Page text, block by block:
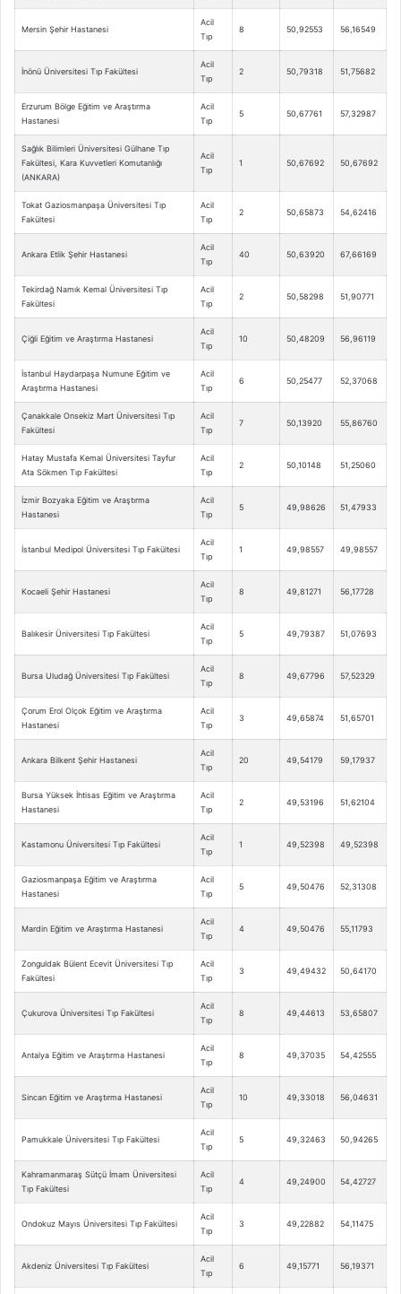
Mersin Şehir Hastanesi
Acil
Tıp
8 50,92553 56,16549
İnönü Üniversitesi Tıp Fakültesi
Acil
Tıp
2 50,79318 51,75682
Erzurum Bölge Eğitim ve Araştırma
Hastanesi
Acil
Tıp
5 50,67761 57,32987
Sağlık Bilimleri Üniversitesi Gülhane Tıp
Fakültesi, Kara Kuvvetleri Komutanlığı
(ANKARA)
Acil
Tıp
1 50,67692 50,67692
Tokat Gaziosmanpaşa Üniversitesi Tıp
Fakültesi
Acil
Tıp
2 50,65873 54,62416
Ankara Etlik Şehir Hastanesi
Acil
Tıp
40 50,63920 67,66169
Tekirdağ Namık Kemal Üniversitesi Tıp
Fakültesi
Acil
Tıp
2 50,58298 51,90771
Çiğli Eğitim ve Araştırma Hastanesi
Acil
Tıp
10 50,48209 56,96119
İstanbul Haydarpaşa Numune Eğitim ve
Araştırma Hastanesi
Acil
Tıp
6 50,25477 52,37068
Çanakkale Onsekiz Mart Üniversitesi Tıp
Fakültesi
Acil
Tıp
7 50,13920 55,86760
Hatay Mustafa Kemal Üniversitesi Tayfur
Ata Sökmen Tıp Fakültesi
Acil
Tıp
2 50,10148 51,25060
İzmir Bozyaka Eğitim ve Araştırma
Hastanesi
Acil
Tıp
5 49,98626 51,47933
İstanbul Medipol Üniversitesi Tıp Fakültesi
Acil
Tıp
1 49,98557 49,98557
Kocaeli Şehir Hastanesi
Acil
Tıp
8 49,81271 56,17728
Balıkesir Üniversitesi Tıp Fakültesi
Acil
Tıp
5 49,79387 51,07693
Bursa Uludağ Üniversitesi Tıp Fakültesi
Acil
Tıp
8 49,67796 57,52329
Çorum Erol Olçok Eğitim ve Araştırma
Hastanesi
Acil
Tıp
3 49,65874 51,65701
Ankara Bilkent Şehir Hastanesi
Acil
Tıp
20 49,54179 59,17937
Bursa Yüksek İhtisas Eğitim ve Araştırma
Hastanesi
Acil
Tıp
2 49,53196 51,62104
Kastamonu Üniversitesi Tıp Fakültesi
Acil
Tıp
1 49,52398 49,52398
Gaziosmanpaşa Eğitim ve Araştırma
Hastanesi
Acil
Tıp
5 49,50476 52,31308
Mardin Eğitim ve Araştırma Hastanesi
Acil
Tıp
4 49,50476 55,11793
Zonguldak Bülent Ecevit Üniversitesi Tıp
Fakültesi
Acil
Tıp
3 49,49432 50,64170
Çukurova Üniversitesi Tıp Fakültesi
Acil
Tıp
8 49,44613 53,65807
Antalya Eğitim ve Araştırma Hastanesi
Acil
Tıp
8 49,37035 54,42555
Sincan Eğitim ve Araştırma Hastanesi
Acil
Tıp
10 49,33018 56,04631
Pamukkale Üniversitesi Tıp Fakültesi
Acil
Tıp
5 49,32463 50,94265
Kahramanmaraş Sütçü İmam Üniversitesi
Tıp Fakültesi
Acil
Tıp
4 49,24900 54,42727
Ondokuz Mayıs Üniversitesi Tıp Fakültesi
Acil
Tıp
3 49,22882 54,11475
Akdeniz Üniversitesi Tıp Fakültesi
Acil
Tıp
6 49,15771 56,19371